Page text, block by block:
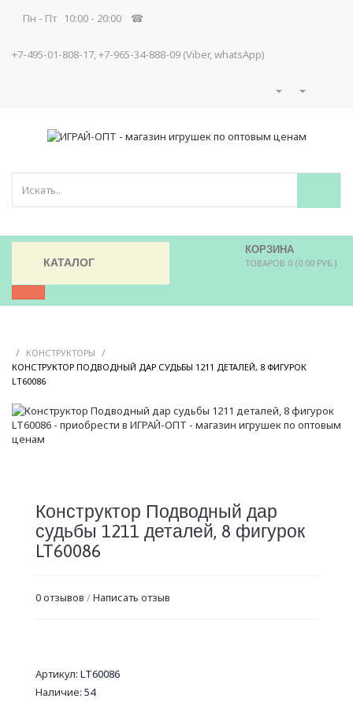
Пн - Пт 10:00 - 20:00 ☎
+7-495-01-808-17, +7-965-34-888-09 (Viber, whatsApp)
КОРЗИНА
ТОВАРОВ 0 (0.00 РУБ.)
КАТАЛОГ
/ КОНСТРУКТОРЫ /
КОНСТРУКТОР ПОДВОДНЫЙ ДАР СУДЬБЫ 1211 ДЕТАЛЕЙ, 8 ФИГУРОК
LT60086
Конструктор Подводный дар
судьбы 1211 деталей, 8 фигурок
LT60086
0 отзывов /Написать отзыв
Артикул: LT60086
Наличие: 54